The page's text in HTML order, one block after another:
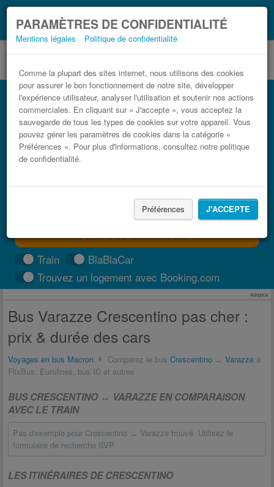
PARAMÈTRES DE CONFIDENTIALITÉ
Mentions légales Politique de confidentialité
Comme la plupart des sites internet, nous utilisons des cookies
pour assurer le bon fonctionnement de notre site, développer
l'expérience utilisateur, analyser l'utilisation et soutenir nos actions
commerciales. En cliquant sur « J'accepte », vous acceptez la
sauvegarde de tous les types de cookies sur votre appareil. Vous
pouvez gérer les paramètres de cookies dans la catégorie «
Préférences ». Pour plus d'informations, consultez notre politique
de confidentialité.
Préférences J'ACCEPTE
Coronavirus (COVID-19):Ce que vous devez
savoir, lorsque vous voyagez
Bus Crescentino Varazze pas cher
Trouvez votre billet de bus moins cher
TROUVER UN TRAJET
Train
BlaBlaCar
Trouvez un logement avec Booking.com
Annonce
Bus Varazze Crescentino pas cher :
prix & durée des cars
Voyages en bus Macron Comparez le bus Crescentino ↔ Varazze à
FlixBus, Eurolines, bus IC et autres
BUS CRESCENTINO ↔ VARAZZE EN COMPARAISON
AVEC LE TRAIN
Pas d'exemple pour Crescentino ↔ Varazze trouvé. Utilisez le
formulaire de recherche SVP.
LES ITINÉRAIRES DE CRESCENTINO